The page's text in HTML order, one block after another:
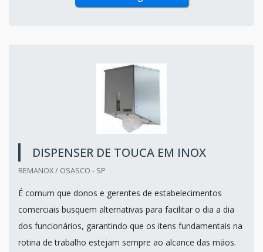
DISPENSER DE TOUCA EM INOX
REMANOX / OSASCO - SP
É comum que donos e gerentes de estabelecimentos
comerciais busquem alternativas para facilitar o dia a dia
dos funcionários, garantindo que os itens fundamentais na
rotina de trabalho estejam sempre ao alcance das mãos.